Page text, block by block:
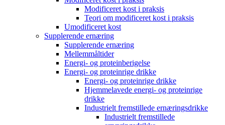
Modificeret kost i praksis
Teori om modificeret kost i praksis
Umodificeret kost
Supplerende ernæring
Supplerende ernæring
Mellemmåltider
Energi- og proteinberigelse
Energi- og proteinrige drikke
Energi- og proteinrige drikke
Hjemmelavede energi- og proteinrige
drikke
Industrielt fremstillede ernæringsdrikke
Industrielt fremstillede